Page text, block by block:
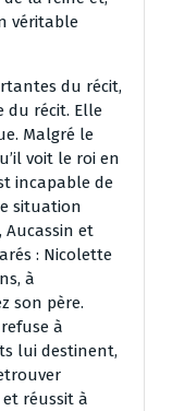
véritable
du récit,
du récit. Elle
Malgré le
voit le roi en
incapable de
situation
Aucassin et
: Nicolette
à
son père.
à
lui destinent,
et réussit à